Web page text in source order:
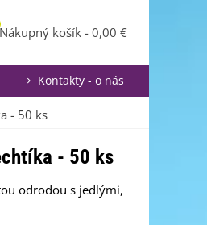
Nákupný košík - 0,00 €
Kontakty - o nás
- 50 ks
- 50 ks
odrodou s jedlými,